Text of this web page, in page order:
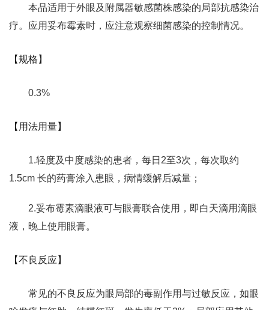
本品适用于外眼及附属器敏感菌株感染的局部抗感染治
疗。应用妥布霉素时，应注意观察细菌感染的控制情况。
【规格】
0.3%
【用法用量】
1.轻度及中度感染的患者，每日2至3次，每次取约
1.5cm 长的药膏涂入患眼，病情缓解后减量；
2.妥布霉素滴眼液可与眼膏联合使用，即白天滴用滴眼
液，晚上使用眼膏。
【不良反应】
常见的不良反应为眼局部的毒副作用与过敏反应，如眼